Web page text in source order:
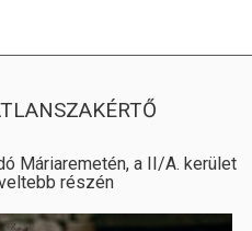
Máriaremetén, a II/A. kerület
részén